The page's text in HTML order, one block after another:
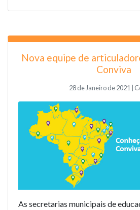
Nova equipe de
Conviva
28 de Janeiro de 2021 |
As secretarias municipais de